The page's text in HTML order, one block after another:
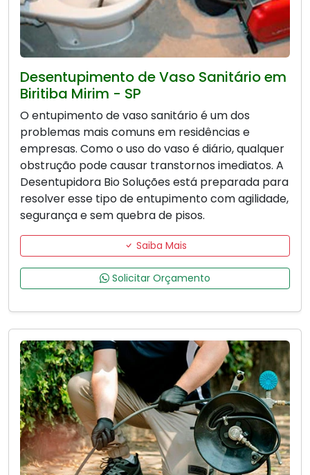
Desentupimento de Vaso Sanitário em
Biritiba Mirim - SP
O entupimento de vaso sanitário é um dos
problemas mais comuns em residências e
empresas. Como o uso do vaso é diário, qualquer
obstrução pode causar transtornos imediatos. A
Desentupidora Bio Soluções está preparada para
resolver esse tipo de entupimento com agilidade,
segurança e sem quebra de pisos.
Saiba Mais
Solicitar Orçamento